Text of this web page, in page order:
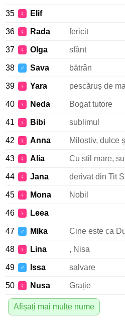
35 ♀ Elif
36 ♀ Rada fericit
37 ♀ Olga sfânt
38 ♂ Sava bătrân
39 ♀ Yara pescăruș de
40 ♀ Neda Bogat tutore
41 ♀ Bibi sublimul
42 ♀ Anna Milostiv, dulce
43 ♀ Alia Cu stil mare,
44 ♀ Jana derivat din Tit
45 ♀ Mona Nobil
46 ♀ Leea
47 ♂ Mika Cine este ca
48 ♀ Lina , Nisa
49 ♂ Issa salvare
50 ♀ Nusa Grație
Afișați mai multe nume